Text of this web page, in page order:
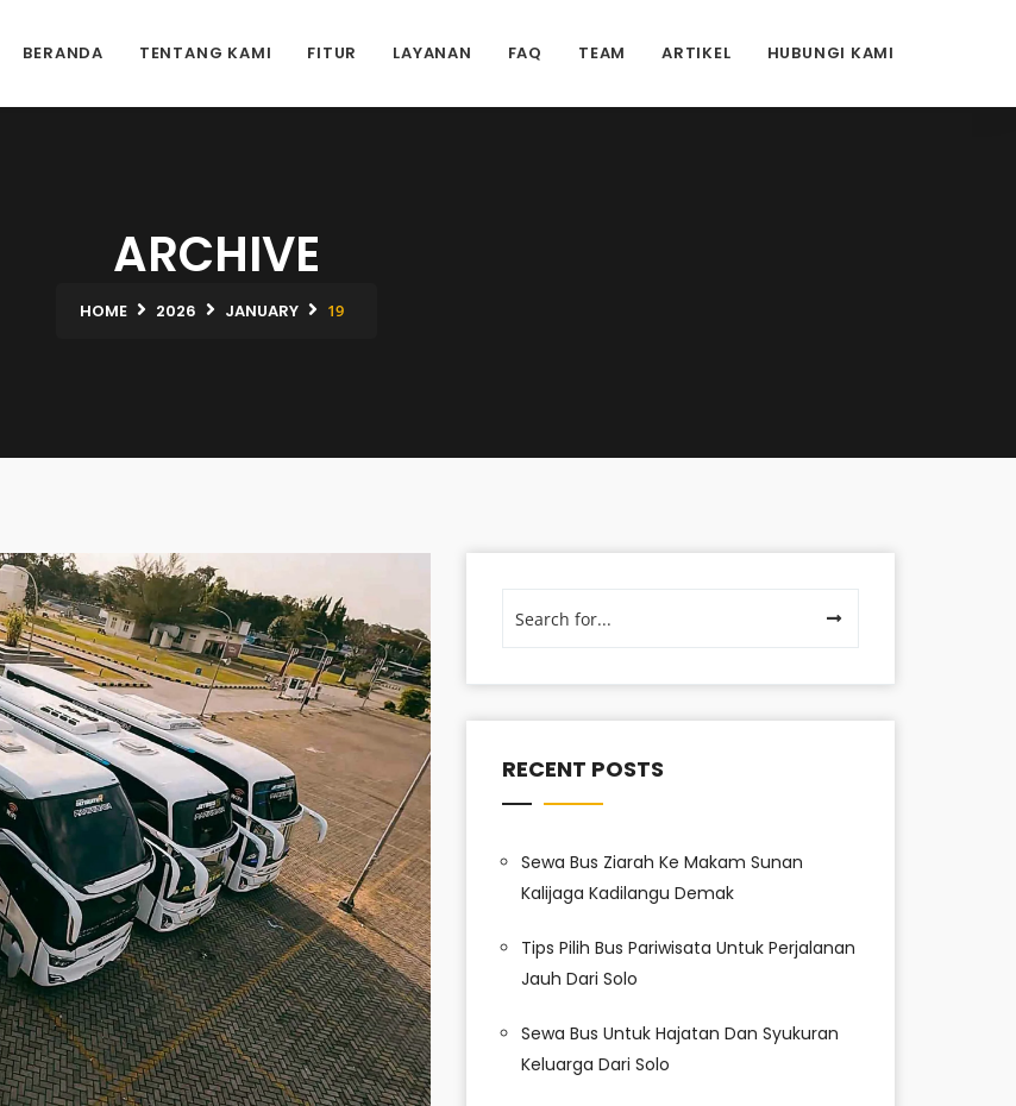
BERANDA TENTANG KAMI FITUR LAYANAN FAQ TEAM ARTIKEL HUBUNGI KAMI
ARCHIVE
HOME 2026 JANUARY 19
RECENT POSTS
Sewa Bus Ziarah Ke Makam Sunan
Kalijaga Kadilangu Demak
Tips Pilih Bus Pariwisata Untuk Perjalanan
Jauh Dari Solo
Sewa Bus Untuk Hajatan Dan Syukuran
Keluarga Dari Solo